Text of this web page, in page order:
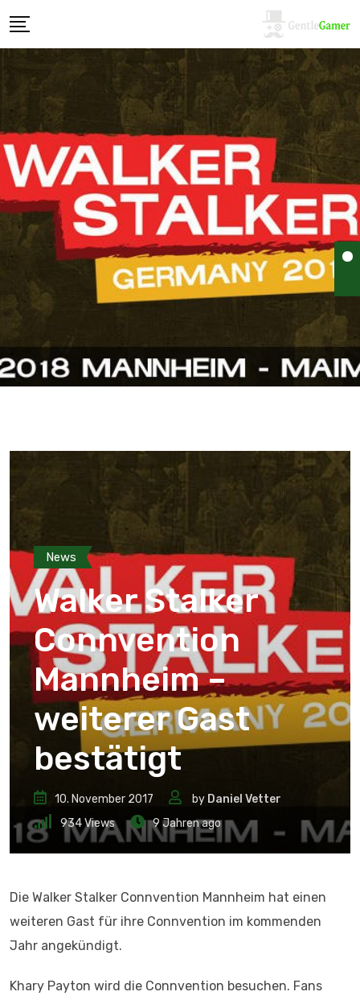
News
Walker Stalker
Connvention
Mannheim –
weiterer Gast
bestätigt
10. November 2017 by Daniel Vetter
934Views 9 Jahren ago
Die Walker Stalker Connvention Mannheim hat einen
weiteren Gast für ihre Connvention im kommenden
Jahr angekündigt.
Khary Payton wird die Connvention besuchen. Fans